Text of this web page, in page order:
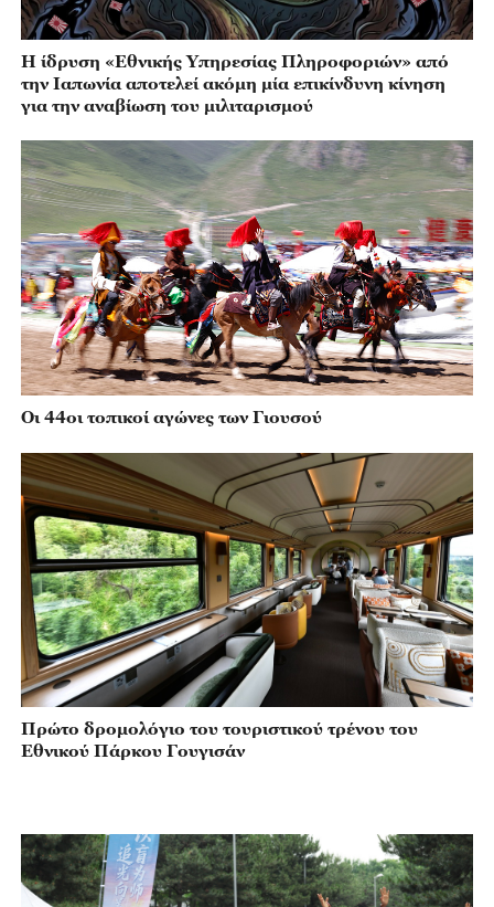
Η ίδρυση «Εθνικής Υπηρεσίας Πληροφοριών» από
την Ιαπωνία αποτελεί ακόμη μία επικίνδυνη κίνηση
για την αναβίωση του μιλιταρισμού
Οι 44οι τοπικοί αγώνες των Γιουσού
Πρώτο δρομολόγιο του τουριστικού τρένου του
Εθνικού Πάρκου Γουγισάν